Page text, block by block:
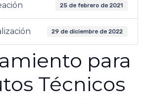
25 de febrero de 2021
29 de diciembre de 2022
para
Técnicos